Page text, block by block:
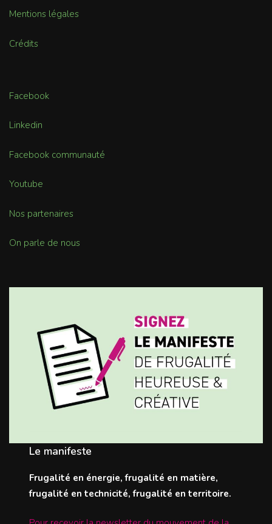
Mentions légales
Crédits
Facebook
Linkedin
Facebook communauté
Youtube
Nos partenaires
On parle de nous
Le manifeste
Frugalité en énergie, frugalité en matière,
frugalité en technicité, frugalité en territoire.